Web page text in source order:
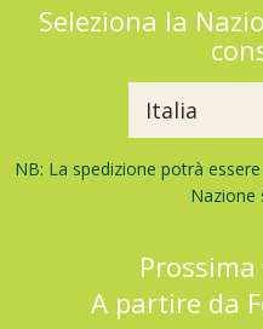
Seleziona la
NB: La spedizione potrà
Nazione
A partire da